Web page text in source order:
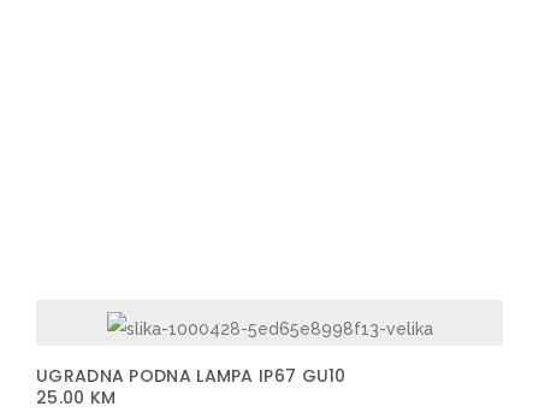
UGRADNA PODNA LAMPA IP67 GU10
25.00 KM